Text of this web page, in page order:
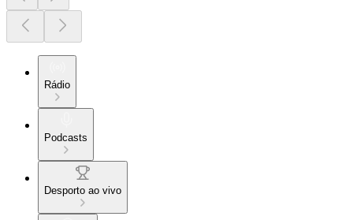
Rádio
Podcasts
Desporto ao vivo